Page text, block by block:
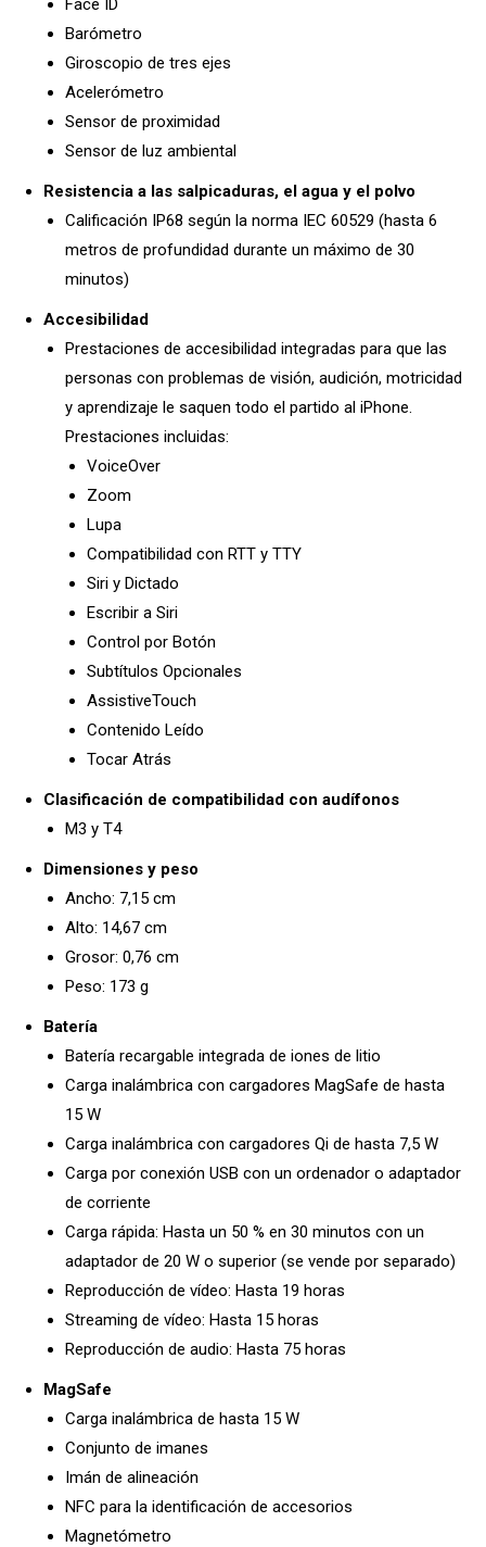
Face ID
Barómetro
Giroscopio de tres ejes
Acelerómetro
Sensor de proximidad
Sensor de luz ambiental
Resistencia a las salpicaduras, el agua y el polvo
Calificación IP68 según la norma IEC 60529 (hasta 6
metros de profundidad durante un máximo de 30
minutos)
Accesibilidad
Prestaciones de accesibilidad integradas para que las
personas con problemas de visión, audición, motricidad
y aprendizaje le saquen todo el partido al iPhone.
Prestaciones incluidas:
VoiceOver
Zoom
Lupa
Compatibilidad con RTT y TTY
Siri y Dictado
Escribir a Siri
Control por Botón
Subtítulos Opcionales
AssistiveTouch
Contenido Leído
Tocar Atrás
Clasificación de compatibilidad con audífonos
M3 y T4
Dimensiones y peso
Ancho: 7,15 cm
Alto: 14,67 cm
Grosor: 0,76 cm
Peso: 173 g
Batería
Batería recargable integrada de iones de litio
Carga inalámbrica con cargadores MagSafe de hasta
15 W
Carga inalámbrica con cargadores Qi de hasta 7,5 W
Carga por conexión USB con un ordenador o adaptador
de corriente
Carga rápida: Hasta un 50 % en 30 minutos con un
adaptador de 20 W o superior (se vende por separado)
Reproducción de vídeo: Hasta 19 horas
Streaming de vídeo: Hasta 15 horas
Reproducción de audio: Hasta 75 horas
MagSafe
Carga inalámbrica de hasta 15 W
Conjunto de imanes
Imán de alineación
NFC para la identificación de accesorios
Magnetómetro